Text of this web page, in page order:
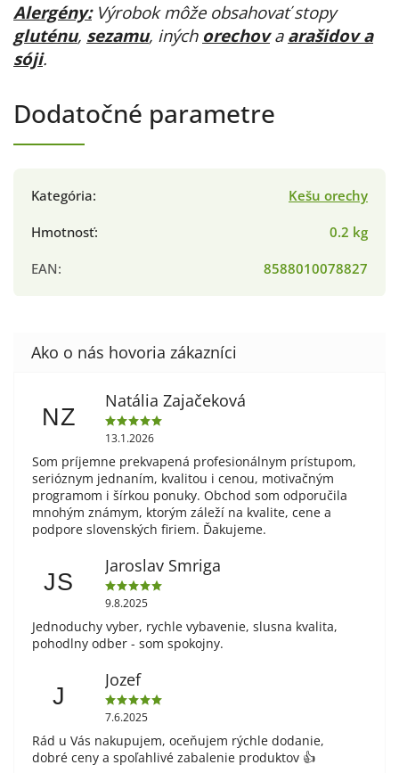
Alergény:Výrobok môže obsahovať stopy
gluténu, sezamu, iných orechova arašidov a
sóji.
Dodatočné parametre
Kategória:
Kešu orechy
Hmotnosť:
0.2 kg
EAN: 8588010078827
NZ
Natália Zajačeková
13.1.2026
Som príjemne prekvapená profesionálnym prístupom,
serióznym jednaním, kvalitou i cenou, motivačným
programom i šírkou ponuky. Obchod som odporučila
mnohým známym, ktorým záleží na kvalite, cene a
podpore slovenských firiem. Ďakujeme.
JS
Jaroslav Smriga
9.8.2025
Jednoduchy vyber, rychle vybavenie, slusna kvalita,
pohodlny odber - som spokojny.
J
Jozef
7.6.2025
Rád u Vás nakupujem, oceňujem rýchle dodanie,
dobré ceny a spoľahlivé zabalenie produktov 👍